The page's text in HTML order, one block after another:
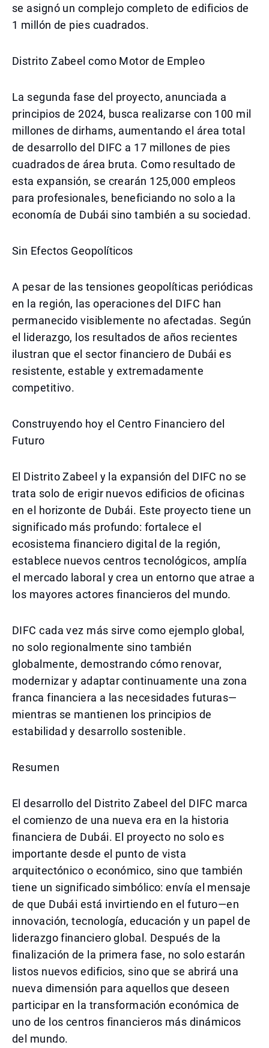
se asignó un complejo completo de edificios de
1 millón de pies cuadrados.
Distrito Zabeel como Motor de Empleo
La segunda fase del proyecto, anunciada a
principios de 2024, busca realizarse con 100 mil
millones de dirhams, aumentando el área total
de desarrollo del DIFC a 17 millones de pies
cuadrados de área bruta. Como resultado de
esta expansión, se crearán 125,000 empleos
para profesionales, beneficiando no solo a la
economía de Dubái sino también a su sociedad.
Sin Efectos Geopolíticos
A pesar de las tensiones geopolíticas periódicas
en la región, las operaciones del DIFC han
permanecido visiblemente no afectadas. Según
el liderazgo, los resultados de años recientes
ilustran que el sector financiero de Dubái es
resistente, estable y extremadamente
competitivo.
Construyendo hoy el Centro Financiero del
Futuro
El Distrito Zabeel y la expansión del DIFC no se
trata solo de erigir nuevos edificios de oficinas
en el horizonte de Dubái. Este proyecto tiene un
significado más profundo: fortalece el
ecosistema financiero digital de la región,
establece nuevos centros tecnológicos, amplía
el mercado laboral y crea un entorno que atrae a
los mayores actores financieros del mundo.
DIFC cada vez más sirve como ejemplo global,
no solo regionalmente sino también
globalmente, demostrando cómo renovar,
modernizar y adaptar continuamente una zona
franca financiera a las necesidades futuras—
mientras se mantienen los principios de
estabilidad y desarrollo sostenible.
Resumen
El desarrollo del Distrito Zabeel del DIFC marca
el comienzo de una nueva era en la historia
financiera de Dubái. El proyecto no solo es
importante desde el punto de vista
arquitectónico o económico, sino que también
tiene un significado simbólico: envía el mensaje
de que Dubái está invirtiendo en el futuro—en
innovación, tecnología, educación y un papel de
liderazgo financiero global. Después de la
finalización de la primera fase, no solo estarán
listos nuevos edificios, sino que se abrirá una
nueva dimensión para aquellos que deseen
participar en la transformación económica de
uno de los centros financieros más dinámicos
del mundo.